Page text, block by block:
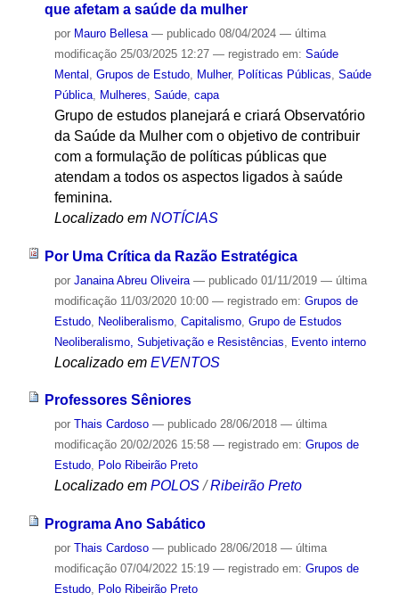
que afetam a saúde da mulher
por Mauro Bellesa — publicado08/04/2024 — última
modificação25/03/2025 12:27 — registrado em: Saúde
Mental
Grupos de Estudo, Mulher, Políticas Públicas Saúde
Pública, Mulheres Saúde, capa
Grupo de estudos planejará e criará Observatório
da Saúde da Mulher com o objetivo de contribuir
com a formulação de políticas públicas que
atendam a todos os aspectos ligados à saúde
feminina.
Localizado em NOTÍCIAS
Por Uma Crítica da Razão Estratégica
por Janaina Abreu Oliveira — publicado01/11/2019 — última
modificação11/03/2020 10:00 — registrado em: Grupos de
Estudo, Neoliberalismo, Capitalismo, Grupo de Estudos
Neoliberalismo, Subjetivação e Resistências
Evento interno
Localizado em EVENTOS
Professores Sêniores
por Thais Cardoso — publicado28/06/2018 — última
modificação20/02/2026 15:58 — registrado em: Grupos de
Estudo, Polo Ribeirão Preto
Localizado em POLOS /Ribeirão Preto
Programa Ano Sabático
por Thais Cardoso — publicado28/06/2018 — última
modificação07/04/2022 15:19 — registrado em: Grupos de
Estudo, Polo Ribeirão Preto